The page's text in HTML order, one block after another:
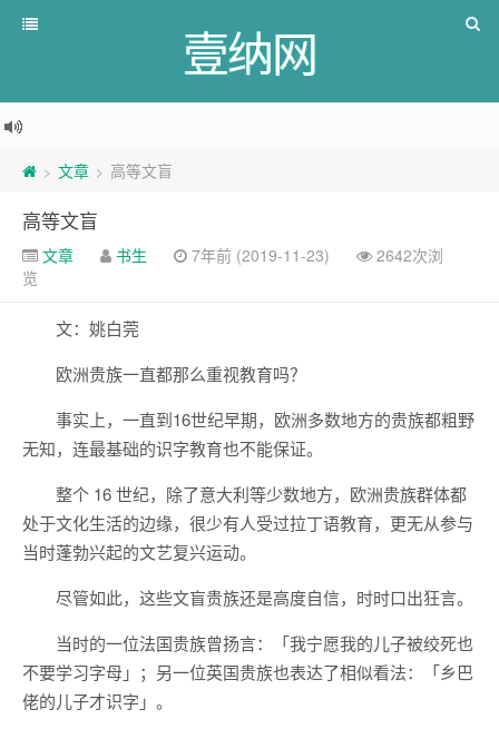
壹纳网
> 文章 > 高等文盲
高等文盲
文章 书生 7年前 (2019-11-23)
2642次浏
览
文：姚白莞
欧洲贵族一直都那么重视教育吗？
事实上，一直到16世纪早期，欧洲多数地方的贵族都粗野
无知，连最基础的识字教育也不能保证。
整个 16 世纪，除了意大利等少数地方，欧洲贵族群体都
处于文化生活的边缘，很少有人受过拉丁语教育，更无从参与
当时蓬勃兴起的文艺复兴运动。
尽管如此，这些文盲贵族还是高度自信，时时口出狂言。
当时的一位法国贵族曾扬言：「我宁愿我的儿子被绞死也
不要学习字母」；另一位英国贵族也表达了相似看法：「乡巴
佬的儿子才识字」。